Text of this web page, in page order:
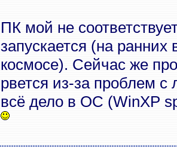
ПК мой не
запускается (на
космосе). Сейчас же
рвется из-за проблем
всё дело в ОС (WinXP